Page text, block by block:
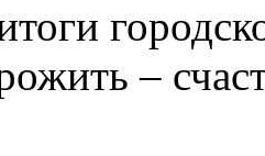
–